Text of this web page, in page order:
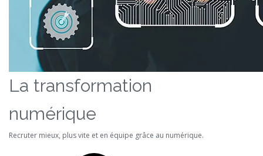
La transformation
numérique
Recruter mieux, plus vite et en équipe grâce au numérique.